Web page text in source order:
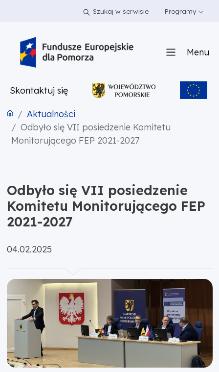
PRZEJDŹ DO TREŚCI Szukaj w serwisie Programy
Menu
Skontaktuj się
Aktualności
Odbyło się VII posiedzenie Komitetu
Monitorującego FEP 2021-2027
Odbyło się VII posiedzenie
Komitetu Monitorującego FEP
2021-2027
Opublikowano:
04.02.2025